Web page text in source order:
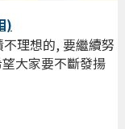
)
理想的, 要繼續努
大家要不斷發揚